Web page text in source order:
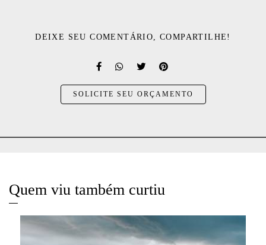
DEIXE SEU COMENTÁRIO, COMPARTILHE!
SOLICITE SEU ORÇAMENTO
Quem viu também curtiu